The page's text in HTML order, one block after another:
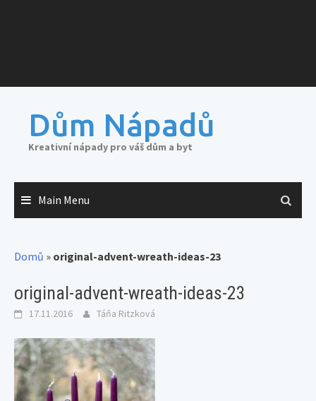
Dům Nápadů
Kreativní nápady pro váš dům a byt
Main Menu
Domů » original-advent-wreath-ideas-23
original-advent-wreath-ideas-23
17.11.2016 Táňa Ritzková